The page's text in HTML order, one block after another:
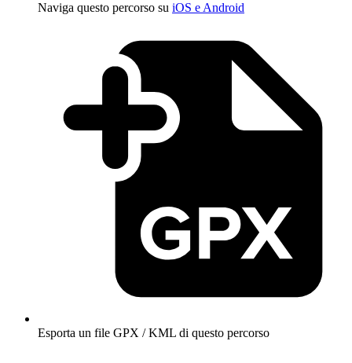
Naviga questo percorso su iOS e Android
Esporta un file GPX / KML di questo percorso